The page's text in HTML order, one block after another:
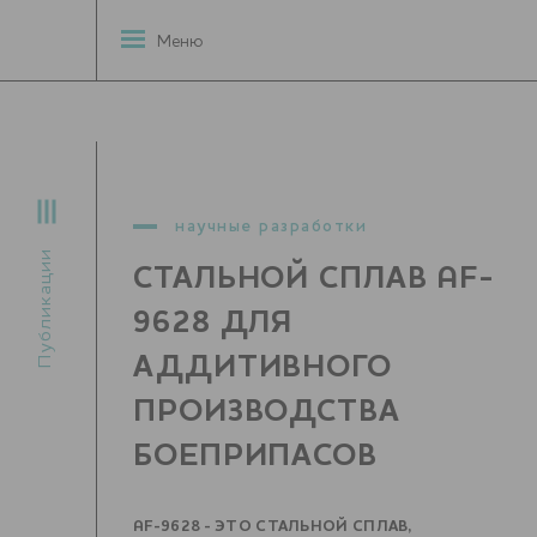
Публикации
Меню
научные разработки
СТАЛЬНОЙ СПЛАВ AF-
9628 ДЛЯ
АДДИТИВНОГО
ПРОИЗВОДСТВА
БОЕПРИПАСОВ
AF-9628 - ЭТО СТАЛЬНОЙ СПЛАВ,